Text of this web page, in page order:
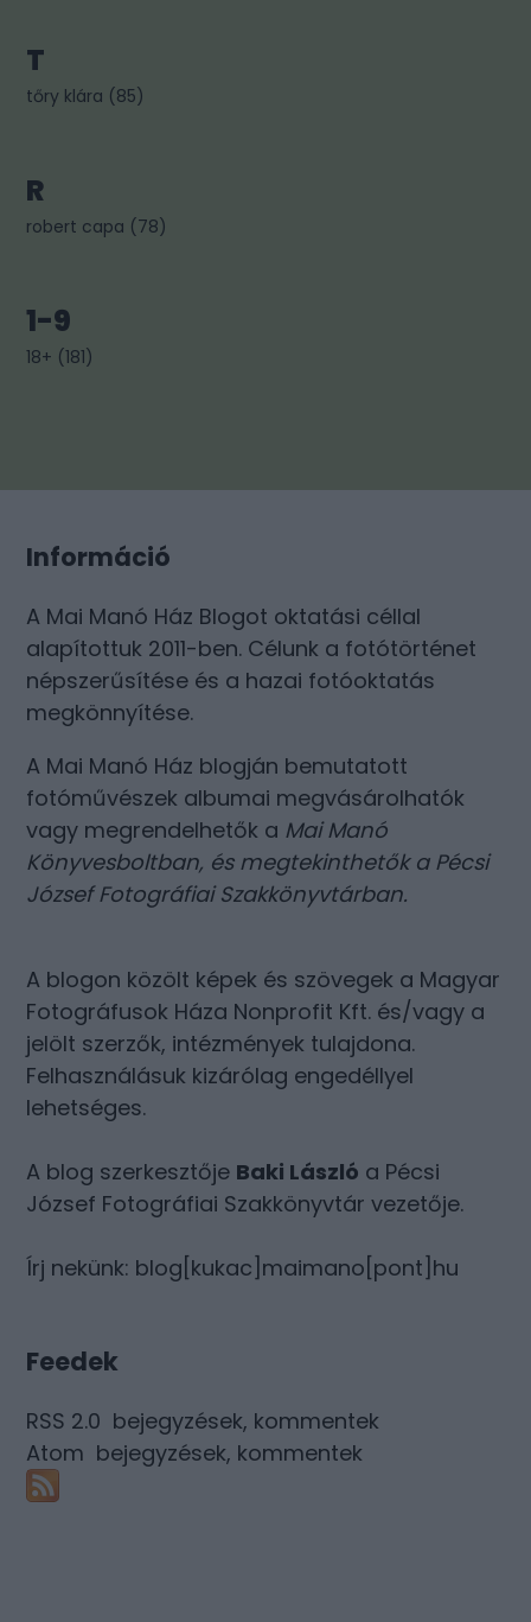
T
tőry klára (85)
R
robert capa (78)
1-9
18+ (181)
Információ
A Mai Manó Ház Blogot oktatási céllal
alapítottuk 2011-ben. Célunk a fotótörténet
népszerűsítése és a hazai fotóoktatás
megkönnyítése.
A Mai Manó Ház blogján bemutatott
fotóművészek albumai megvásárolhatók
vagy megrendelhetők a Mai Manó
Könyvesboltban, és megtekinthetők a Pécsi
József Fotográfiai Szakkönyvtárban.
A blogon közölt képek és szövegek a Magyar
Fotográfusok Háza Nonprofit Kft. és/vagy a
jelölt szerzők, intézmények tulajdona.
Felhasználásuk kizárólag engedéllyel
lehetséges.
A blog szerkesztője Baki László a Pécsi
József Fotográfiai Szakkönyvtár vezetője.
Írj nekünk: blog[kukac]maimano[pont]hu
Feedek
RSS 2.0 bejegyzések, kommentek
Atom bejegyzések, kommentek